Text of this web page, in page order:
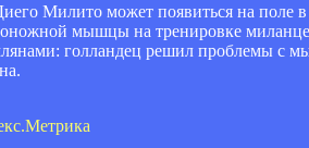
Милито может появиться на поле
мышцы на тренировке
голландец решил проблемы с